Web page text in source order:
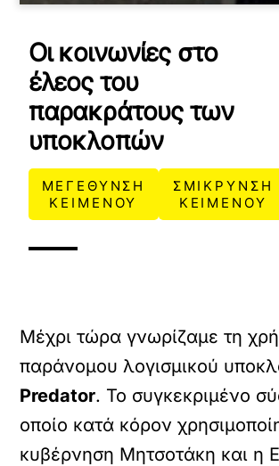
Οι κοινωνίες στο
έλεος του
παρακράτους των
υποκλοπών
ΜΕΓΕΘΥΝΣΗ
ΚΕΙΜΕΝΟΥ
ΣΜΙΚΡΥΝΣΗ
ΚΕΙΜΕΝΟΥ
Μέχρι τώρα γνωρίζαμε τη
παράνομου λογισμικού
Predator. Το συγκεκριμένο
οποίο κατά κόρον
κυβέρνηση Μητσοτάκη και η